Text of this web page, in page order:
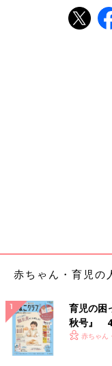
赤ちゃん・育児の
育児の困
秋号』 4
いっぱい
赤ちゃん